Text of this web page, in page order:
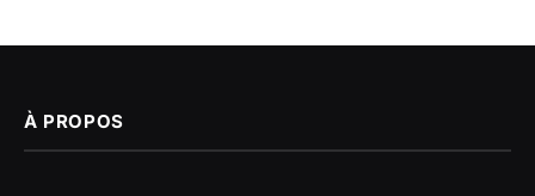
À PROPOS